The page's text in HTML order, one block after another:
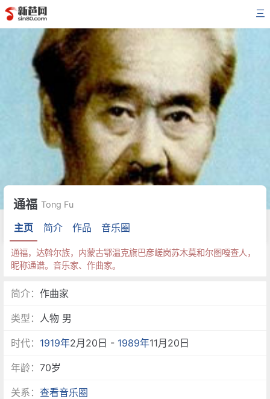
三
通福 Tong Fu
主页 简介 作品 音乐圈
通福，达斡尔族，内蒙古鄂温克旗巴彦嵯岗苏木莫和尔图嘎查人，
昵称通谱。音乐家、作曲家。
简介：作曲家
类型： 人物 男
时代： 1919年2月20日 - 1989年11月20日
年龄：70岁
关系：查看音乐圈